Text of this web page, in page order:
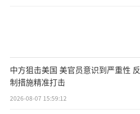
中方狙击美国 美官员意识到严重性 反
制措施精准打击
2026-08-07 15:59:12